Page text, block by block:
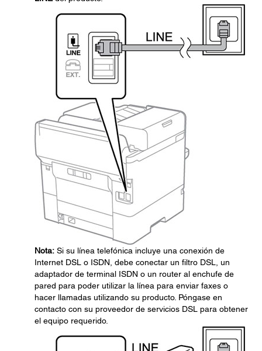
Nota: Si su línea telefónica incluye una conexión de
Internet DSL o ISDN, debe conectar un filtro DSL, un
adaptador de terminal ISDN o un router al enchufe de
pared para poder utilizar la línea para enviar faxes o
hacer llamadas utilizando su producto. Póngase en
contacto con su proveedor de servicios DSL para obtener
el equipo requerido.